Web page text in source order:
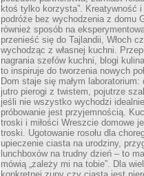
ktoś tylko korzysta”. Kreatywność i
podróże bez wychodzenia z domu
również sposób na
przenieść się do Tajlandii, Włoch
wychodząc z własnej kuchni.
nagrania szefów kuchni, blogi
to inspiruje do tworzenia nowych
Dom staje się małym laboratorium:
jutro pierogi z twistem, pojutrze
jeśli nie wszystko wychodzi
próbowanie jest przyjemnością.
troski i miłości Wreszcie domowe
troski. Ugotowanie rosołu dla
upieczenie ciasta na urodziny,
lunchboxów na trudny dzień – to
mówią „zależy mi na tobie”. Dla